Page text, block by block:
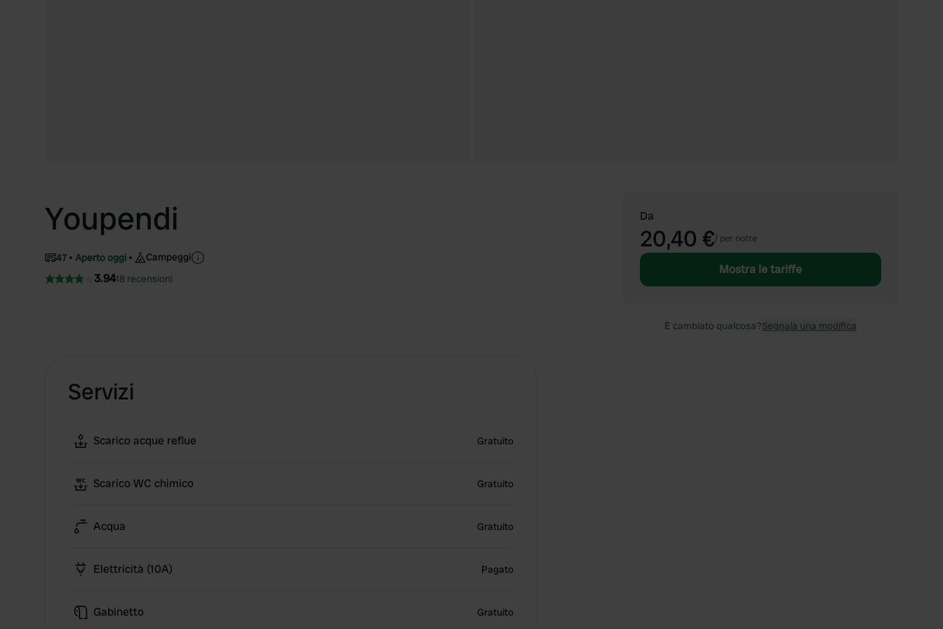
Youpendi
47 Aperto oggi Campeggi
3.9418 recensioni
Servizi
Scarico acque reflue Gratuito
Scarico WC chimico Gratuito
Acqua Gratuito
Elettricità (10A) Pagato
Gabinetto Gratuito
Da
20,40 €/ per notte
Mostra le tariffe
È cambiato qualcosa?Segnala una modifica